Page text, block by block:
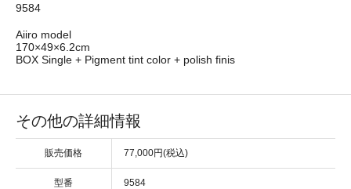
9584
Aiiro model
170×49×6.2cm
BOX Single + Pigment tint color + polish finis
その他の詳細情報
販売価格 77,000円(税込)
型番 9584